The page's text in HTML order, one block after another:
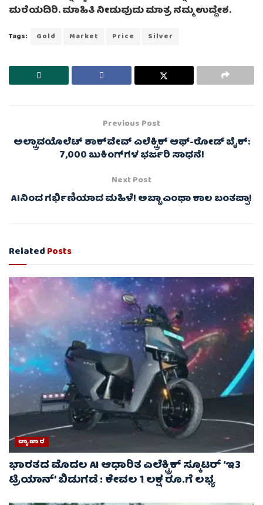
ಮರೆಯದಿರಿ. ಮಾಹಿತಿ ನೀಡುವುದು ಮಾತ್ರ ನಮ್ಮ ಉದ್ದೇಶ.
Tags: Gold Market Price Silver
Previous Post
ಅಲ್ಟ್ರಾವಯೊಲೆಟ್ ಶಾಕ್‌ವೇವ್ ಎಲೆಕ್ಟ್ರಿಕ್ ಆಫ್-ರೋಡ್ ಬೈಕ್:
7,000 ಬುಕಿಂಗ್‌ಗಳ ಭರ್ಜರಿ ಸಾಧನೆ!
Next Post
AIನಿಂದ ಗರ್ಭಿಣಿಯಾದ ಮಹಿಳೆ! ಅಬ್ಬಾ ಎಂಥಾ ಕಾಲ ಬಂತಪ್ಪಾ!
RelatedPosts
ವ್ಯಾಪಾರ
ಭಾರತದ ಮೊದಲ AI ಆಧಾರಿತ ಎಲೆಕ್ಟ್ರಿಕ್ ಸ್ಕೂಟರ್ ‘ಇ3
ಟ್ರಿಯಾನ್’ ಬಿಡುಗಡೆ : ಕೇವಲ 1 ಲಕ್ಷ ರೂ.ಗೆ ಲಭ್ಯ